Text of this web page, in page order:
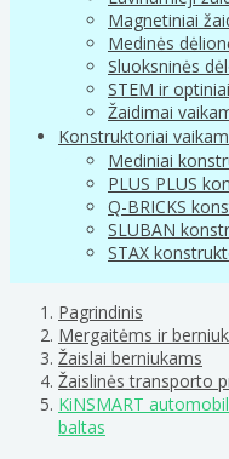
Magnetiniai
Medinės
Sluoksninės
STEM ir
Žaidimai
Konstruktoriai
Mediniai
PLUS PLUS
Q-BRICKS
SLUBAN
STAX
Pagrindinis
Mergaitėms ir
Žaislai berniukams
Žaislinės transporto
KiNSMART
baltas